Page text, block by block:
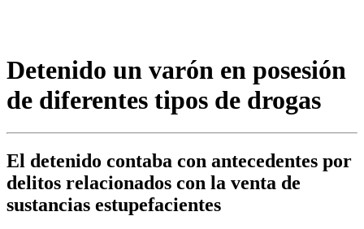
Detenido un varón en posesión
de diferentes tipos de drogas
El detenido contaba con antecedentes por
delitos relacionados con la venta de
sustancias estupefacientes